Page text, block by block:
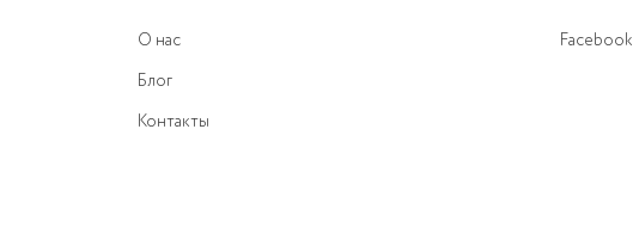
О нас
Блог
Контакты
Facebook